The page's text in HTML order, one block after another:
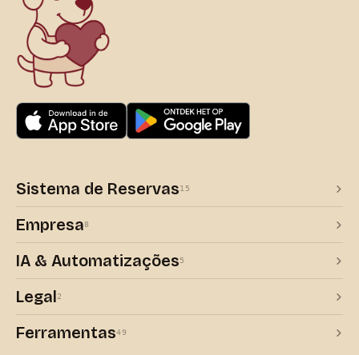
Sistema de Reservas15
Empresa8
IA & Automatizações5
Legal2
Ferramentas49